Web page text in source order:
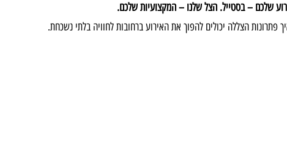
שלכם – בסטייל. הצל שלנו – המקצועיות שלכם.
פתרונות הצללה יכולים להפוך את האירוע ברחובות לחוויה בלתי נשכחת.